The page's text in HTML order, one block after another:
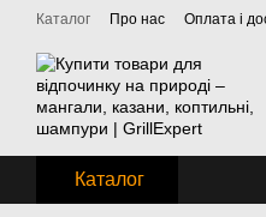
Перейти до основного
Каталог Про нас Оплата і
Каталог